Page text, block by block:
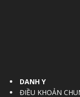
DANH Y
ĐIỀU KHOẢN